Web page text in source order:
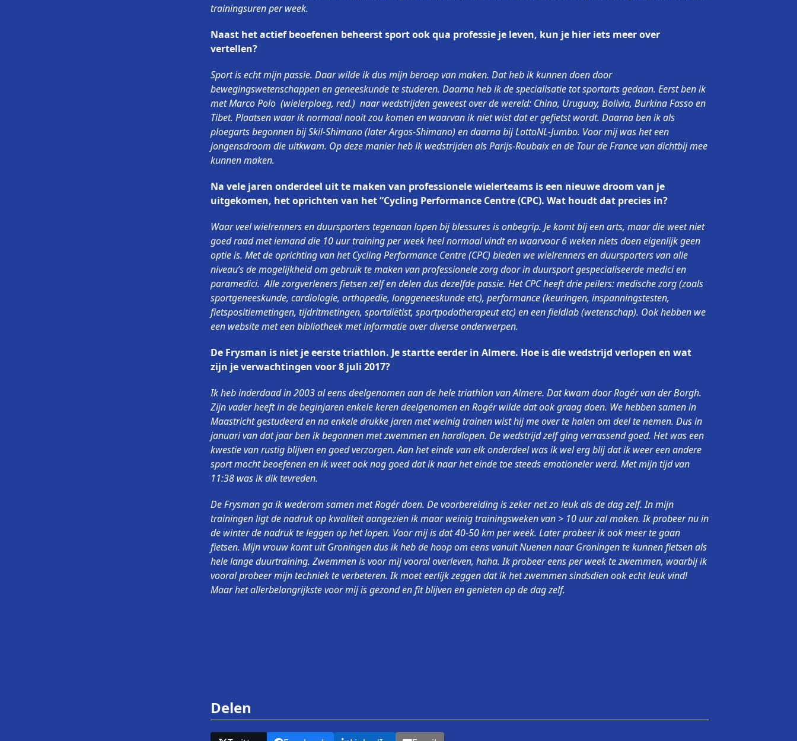
trainingsuren per week.
Naast het actief beoefenen beheerst sport ook qua professie je leven, kun je hier iets meer over
vertellen?
Sport is echt mijn passie. Daar wilde ik dus mijn beroep van maken. Dat heb ik kunnen doen door
bewegingswetenschappen en geneeskunde te studeren. Daarna heb ik de specialisatie tot sportarts gedaan. Eerst ben ik
met Marco Polo (wielerploeg, red.) naar wedstrijden geweest over de wereld: China, Uruguay, Bolivia, Burkina Fasso en
Tibet. Plaatsen waar ik normaal nooit zou komen en waarvan ik niet wist dat er gefietst wordt. Daarna ben ik als
ploegarts begonnen bij Skil-Shimano (later Argos-Shimano) en daarna bij LottoNL-Jumbo. Voor mij was het een
jongensdroom die uitkwam. Op deze manier heb ik wedstrijden als Parijs-Roubaix en de Tour de France van dichtbij mee
kunnen maken.
Na vele jaren onderdeel uit te maken van professionele wielerteams is een nieuwe droom van je
uitgekomen, het oprichten van het “Cycling Performance Centre (CPC). Wat houdt dat precies in?
Waar veel wielrenners en duursporters tegenaan lopen bij blessures is onbegrip. Je komt bij een arts, maar die weet niet
goed raad met iemand die 10 uur training per week heel normaal vindt en waarvoor 6 weken niets doen eigenlijk geen
optie is. Met de oprichting van het Cycling Performance Centre (CPC) bieden we wielrenners en duursporters van alle
niveau’s de mogelijkheid om gebruik te maken van professionele zorg door in duursport gespecialiseerde medici en
paramedici. Alle zorgverleners fietsen zelf en delen dus dezelfde passie. Het CPC heeft drie peilers: medische zorg (zoals
sportgeneeskunde, cardiologie, orthopedie, longgeneeskunde etc), performance (keuringen, inspanningstesten,
fietspositiemetingen, tijdritmetingen, sportdiëtist, sportpodotherapeut etc) en een fieldlab (wetenschap). Ook hebben we
een website met een bibliotheek met informatie over diverse onderwerpen.
De Frysman is niet je eerste triathlon. Je startte eerder in Almere. Hoe is die wedstrijd verlopen en wat
zijn je verwachtingen voor 8 juli 2017?
Ik heb inderdaad in 2003 al eens deelgenomen aan de hele triathlon van Almere. Dat kwam door Rogér van der Borgh.
Zijn vader heeft in de beginjaren enkele keren deelgenomen en Rogér wilde dat ook graag doen. We hebben samen in
Maastricht gestudeerd en na enkele drukke jaren met weinig trainen wist hij me over te halen om deel te nemen. Dus in
januari van dat jaar ben ik begonnen met zwemmen en hardlopen. De wedstrijd zelf ging verrassend goed. Het was een
kwestie van rustig blijven en goed verzorgen. Aan het einde van elk onderdeel was ik wel erg blij dat ik weer een andere
sport mocht beoefenen en ik weet ook nog goed dat ik naar het einde toe steeds emotioneler werd. Met mijn tijd van
11:38 was ik dik tevreden.
De Frysman ga ik wederom samen met Rogér doen. De voorbereiding is zeker net zo leuk als de dag zelf. In mijn
trainingen ligt de nadruk op kwaliteit aangezien ik maar weinig trainingsweken van > 10 uur zal maken. Ik probeer nu in
de winter de nadruk te leggen op het lopen. Voor mij is dat 40-50 km per week. Later probeer ik ook meer te gaan
fietsen. Mijn vrouw komt uit Groningen dus ik heb de hoop om eens vanuit Nuenen naar Groningen te kunnen fietsen als
hele lange duurtraining. Zwemmen is voor mij vooral overleven, haha. Ik probeer eens per week te zwemmen, waarbij ik
vooral probeer mijn techniek te verbeteren. Ik moet eerlijk zeggen dat ik het zwemmen sindsdien ook echt leuk vind!
Maar het allerbelangrijkste voor mij is gezond en fit blijven en genieten op de dag zelf.
Delen